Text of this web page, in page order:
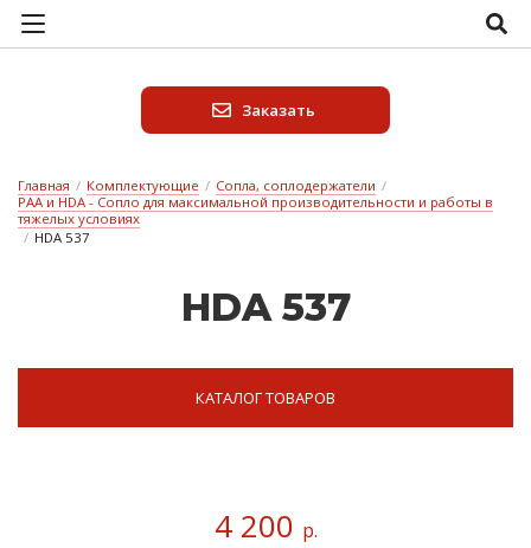
Заказать
Главная / Комплектующие / Сопла, соплодержатели /
PAA и HDA - Сопло для максимальной производительности и работы в
тяжелых условиях
/ HDA 537
HDA 537
КАТАЛОГ ТОВАРОВ
4 200 р.